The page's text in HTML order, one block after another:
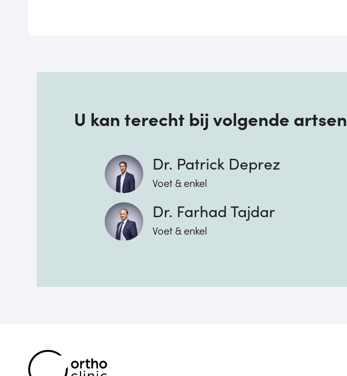
U kan terecht bij volgende artsen
Dr. Patrick Deprez
Voet & enkel
Dr. Farhad Tajdar
Voet & enkel